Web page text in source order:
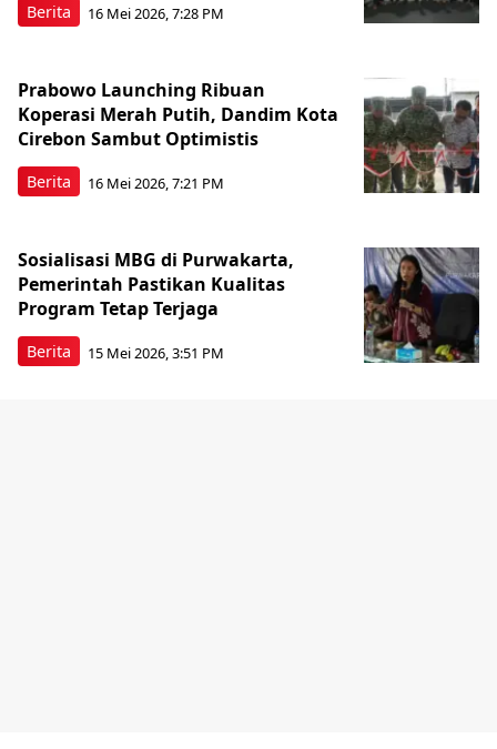
Berita 16 Mei 2026, 7:28 PM
Berita
Prabowo Launching Ribuan
Koperasi Merah Putih, Dandim Kota
Cirebon Sambut Optimistis
16 Mei 2026, 7:21 PM
Berita
Sosialisasi MBG di Purwakarta,
Pemerintah Pastikan Kualitas
Program Tetap Terjaga
15 Mei 2026, 3:51 PM